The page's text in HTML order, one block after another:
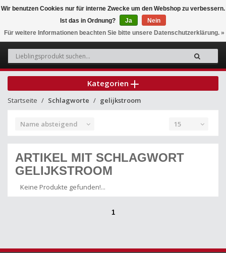
0
Kategorien
Startseite Schlagworte gelijkstroom
Name absteigend 15
ARTIKEL MIT SCHLAGWORT
GELIJKSTROOM
Keine Produkte gefunden!...
1
Wir benutzen Cookies nur für interne Zwecke um den Webshop zu verbessern.
Ist das in Ordnung?
Ja
Nein
Für weitere Informationen beachten Sie bitte unsere Datenschutzerklärung. »